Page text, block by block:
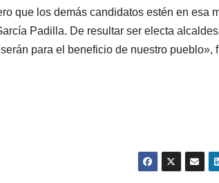
que los demás candidatos estén en esa
Padilla. De resultar ser electa
para el beneficio de nuestro pueblo»,